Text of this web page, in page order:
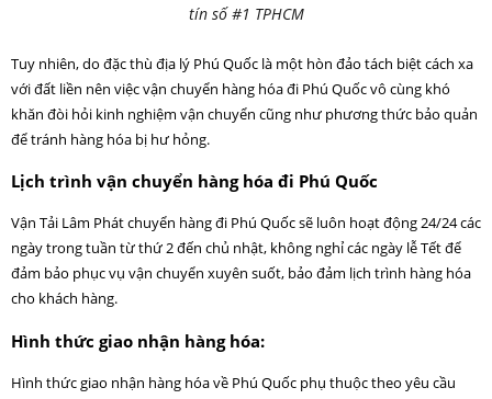
tín số #1 TPHCM
Tuy nhiên, do đặc thù địa lý Phú Quốc là một hòn đảo tách biệt cách xa
với đất liền nên việc vận chuyển hàng hóa đi Phú Quốc vô cùng khó
khăn đòi hỏi kinh nghiệm vận chuyển cũng như phương thức bảo quản
để tránh hàng hóa bị hư hỏng.
Lịch trình vận chuyển hàng hóa đi Phú Quốc
Vận Tải Lâm Phát chuyển hàng đi Phú Quốc sẽ luôn hoạt động 24/24 các
ngày trong tuần từ thứ 2 đến chủ nhật, không nghỉ các ngày lễ Tết để
đảm bảo phục vụ vận chuyển xuyên suốt, bảo đảm lịch trình hàng hóa
cho khách hàng.
Hình thức giao nhận hàng hóa:
Hình thức giao nhận hàng hóa về Phú Quốc phụ thuộc theo yêu cầu